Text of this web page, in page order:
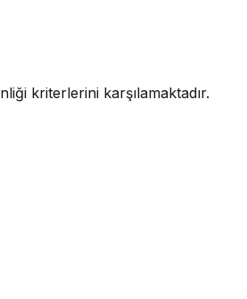
kriterlerini karşılamaktadır.